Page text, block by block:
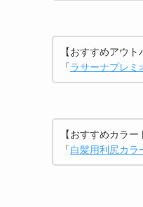
【おすすめアウト
「ラサーナプレミ
【おすすめカラー
「白髪用利尻カラ